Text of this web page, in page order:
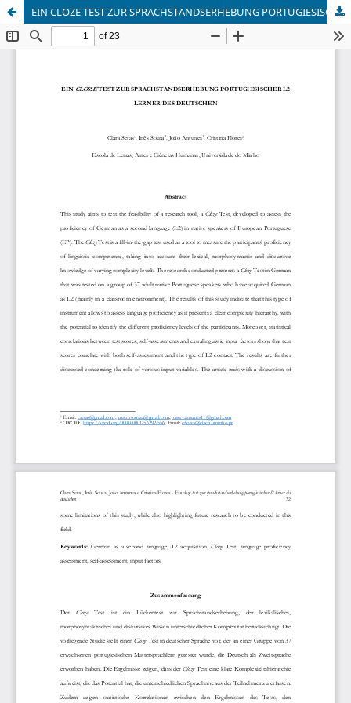
EIN CLOZE TEST ZUR SPRACHSTANDSERHEBUNG PORTUGIESISCHER L2 LERNER DES DEUTSCHEN